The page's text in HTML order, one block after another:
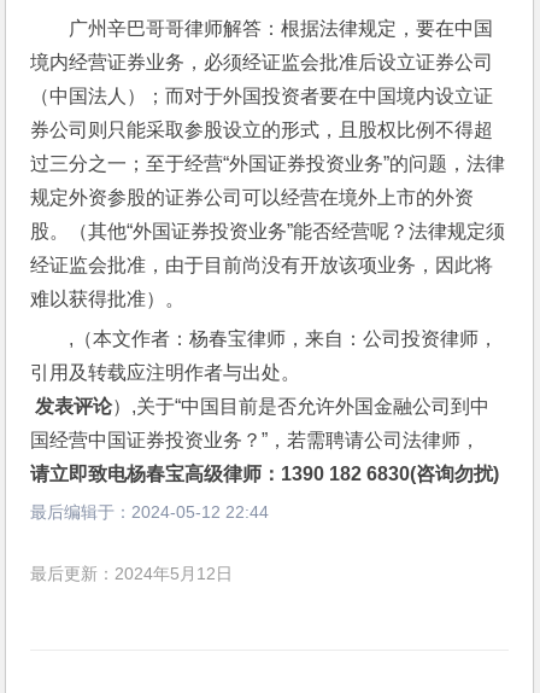
广州辛巴哥哥律师解答：根据法律规定，要在中国
境内经营证券业务，必须经证监会批准后设立证券公司
（中国法人）；而对于外国投资者要在中国境内设立证
券公司则只能采取参股设立的形式，且股权比例不得超
过三分之一；至于经营“外国证券投资业务”的问题，法律
规定外资参股的证券公司可以经营在境外上市的外资
股。（其他“外国证券投资业务”能否经营呢？法律规定须
经证监会批准，由于目前尚没有开放该项业务，因此将
难以获得批准）。
,（本文作者：杨春宝律师，来自：公司投资律师，
引用及转载应注明作者与出处。
发表评论）,关于“中国目前是否允许外国金融公司到中
国经营中国证券投资业务？”，若需聘请公司法律师，
请立即致电杨春宝高级律师：1390 182 6830(咨询勿扰)
最后编辑于： 2024-05-12 22:44
最后更新：2024年5月12日